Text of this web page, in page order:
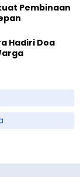
Pembinaan
Hadiri Doa